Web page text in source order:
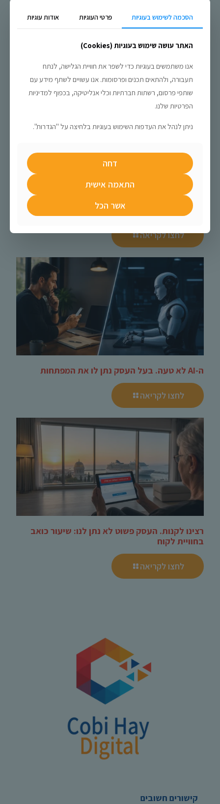
הפרופיל שלי בלינקדאין
פוסטים קשורים
איך לבחור כלי AI נכון לכל משימה: מה לימוד גיטרה
לימד אותי
לחצו לקריאה
ה-AI לא טעה. בעל העסק נתן לו את המפתחות
לחצו לקריאה
רצינו לקנות. העסק פשוט לא נתן לנו: שיעור כואב
בחוויית לקוח
לחצו לקריאה
קישורים חשובים
הסכמה לשימוש בעוגיות פרטי העוגיות אודות עוגיות
האתר עושה שימוש בעוגיות (Cookies)
אנו משתמשים בעוגיות כדי לשפר את חוויית הגלישה, לנתח
תעבורה, ולהתאים תכנים ופרסומות. אנו עשויים לשתף מידע עם
שותפי פרסום, רשתות חברתיות וכלי אנליטיקה, בכפוף למדיניות
הפרטיות שלנו.
ניתן לנהל את העדפות השימוש בעוגיות בלחיצה על "הגדרות".
דחה
התאמה אישית
אשר הכל